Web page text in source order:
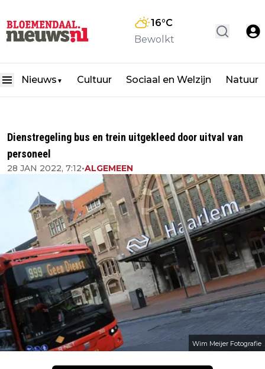
16°C
Bewolkt
Nieuws ▼ Cultuur Sociaal en Welzijn Natuur
Dienstregeling bus en trein uitgekleed door uitval van
personeel
28 JAN 2022, 7:12•ALGEMEEN
Wim Meijer Fotografie